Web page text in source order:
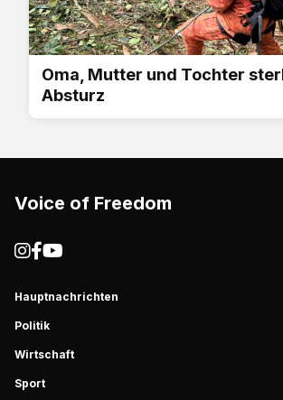
Oma, Mutter und Tochter
Absturz
Voice of Freedom
Hauptnachrichten
Politik
Wirtschaft
Sport